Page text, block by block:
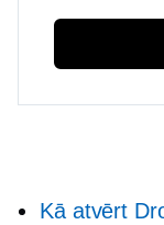
Kā atvērt